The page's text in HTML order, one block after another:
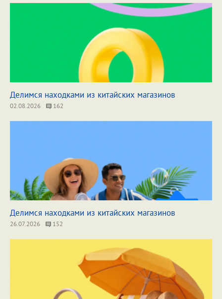
Делимся находками из китайских магазинов
02.08.2026 162
Делимся находками из китайских магазинов
26.07.2026 152